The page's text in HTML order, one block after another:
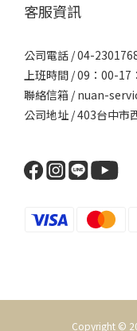
客服資訊
公司電話 / 04-
上班時間 / 09：00-17
聯絡信箱 / nuan-
公司地址 / 403台中市
Copyright ©